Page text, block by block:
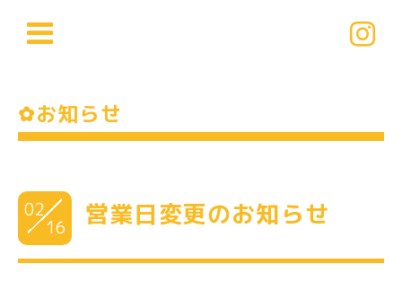
✿お知らせ
02
16 営業日変更のお知らせ